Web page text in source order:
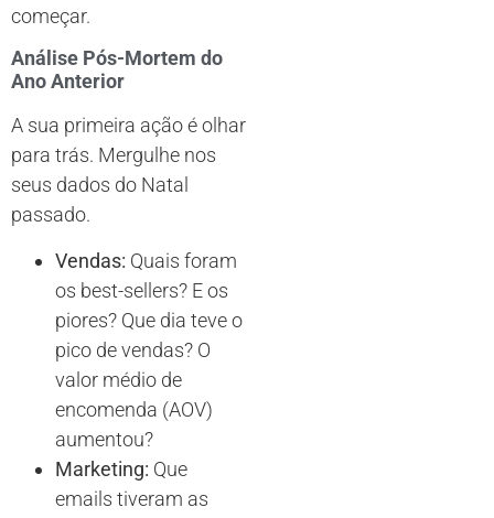
começar.
Análise Pós-Mortem do
Ano Anterior
A sua primeira ação é olhar
para trás. Mergulhe nos
seus dados do Natal
passado.
Vendas: Quais foram
os best-sellers? E os
piores? Que dia teve o
pico de vendas? O
valor médio de
encomenda (AOV)
aumentou?
Marketing: Que
emails tiveram as